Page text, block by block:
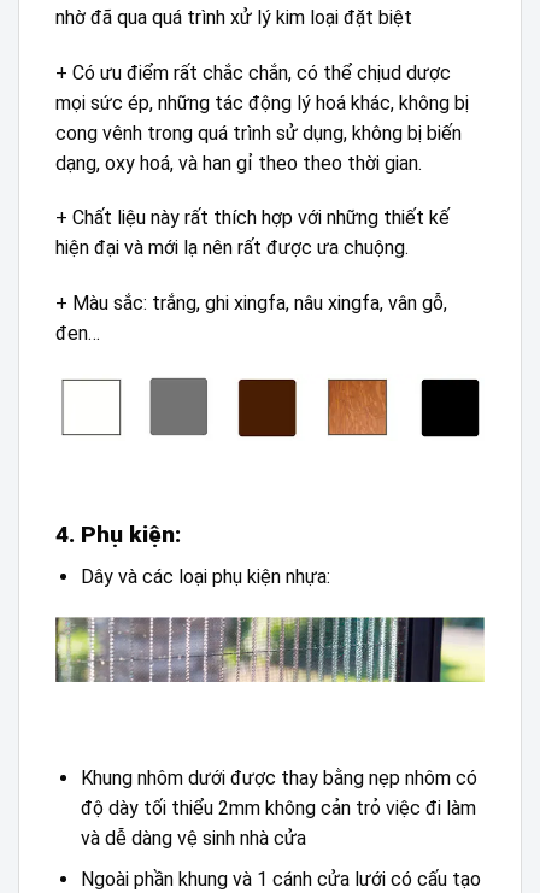
nhờ đã qua quá trình xử lý kim loại đặt biệt
+ Có ưu điểm rất chắc chắn, có thể chịud dược
mọi sức ép, những tác động lý hoá khác, không bị
cong vênh trong quá trình sử dụng, không bị biến
dạng, oxy hoá, và han gỉ theo theo thời gian.
+ Chất liệu này rất thích hợp với những thiết kế
hiện đại và mới lạ nên rất được ưa chuộng.
+ Màu sắc: trắng, ghi xingfa, nâu xingfa, vân gỗ,
đen…
4. Phụ kiện:
Dây và các loại phụ kiện nhựa:
Khung nhôm dưới được thay bằng nẹp nhôm có
độ dày tối thiểu 2mm không cản trỏ việc đi làm
và dễ dàng vệ sinh nhà cửa
Ngoài phần khung và 1 cánh cửa lưới có cấu tạo